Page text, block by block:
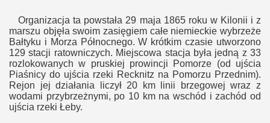
Organizacja ta powstała 29 maja 1865 roku w Kilonii i z
marszu objęła swoim zasięgiem całe niemieckie wybrzeże
Bałtyku i Morza Północnego. W krótkim czasie utworzono
129 stacji ratowniczych. Miejscowa stacja była jedną z 33
rozlokowanych w pruskiej prowincji Pomorze (od ujścia
Piaśnicy do ujścia rzeki Recknitz na Pomorzu Przednim).
Rejon jej działania liczył 20 km linii brzegowej wraz z
wodami przybrzeżnymi, po 10 km na wschód i zachód od
ujścia rzeki Łeby.